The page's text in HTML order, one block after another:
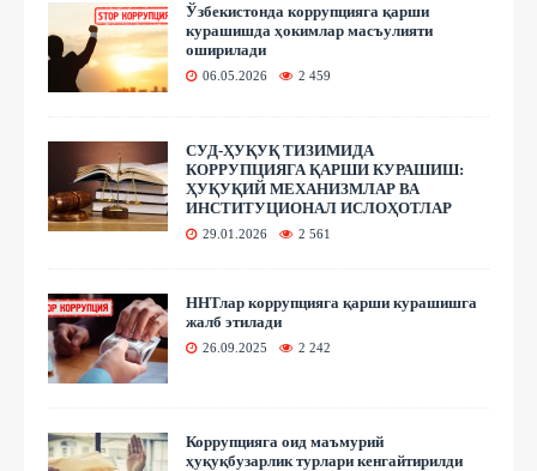
Ўзбекистонда коррупцияга қарши
курашишда ҳокимлар масъулияти
оширилади
06.05.2026 2 459
СУД-ҲУҚУҚ ТИЗИМИДА
КОРРУПЦИЯГА ҚАРШИ КУРАШИШ:
ҲУҚУҚИЙ МЕХАНИЗМЛАР ВА
ИНСТИТУЦИОНАЛ ИСЛОҲОТЛАР
29.01.2026 2 561
ННТлар коррупцияга қарши курашишга
жалб этилади
26.09.2025 2 242
Коррупцияга оид маъмурий
ҳуқуқбузарлик турлари кенгайтирилди